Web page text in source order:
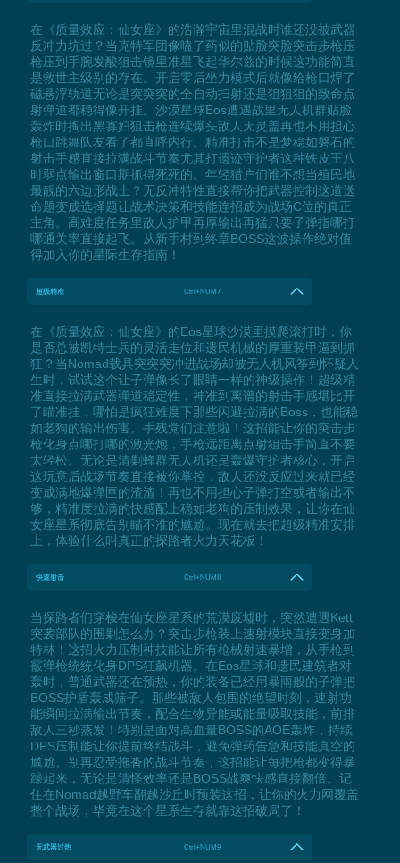
在《质量效应：仙女座》的浩瀚宇宙里混战时谁还没被武器
反冲力坑过？当克特军团像嗑了药似的贴脸突脸突击步枪压
枪压到手腕发酸狙击镜里准星飞起华尔兹的时候这功能简直
是救世主级别的存在。开启零后坐力模式后就像给枪口焊了
磁悬浮轨道无论是突突突的全自动扫射还是狙狙狙的致命点
射弹道都稳得像开挂。沙漠星球Eos遭遇战里无人机群贴脸
轰炸时掏出黑寡妇狙击枪连续爆头敌人天灵盖再也不用担心
枪口跳舞队友看了都直呼内行。精准打击不是梦稳如磐石的
射击手感直接拉满战斗节奏尤其打遗迹守护者这种铁皮王八
时弱点输出窗口期抓得死死的。年轻猎户们谁不想当殖民地
最靓的六边形战士？无反冲特性直接帮你把武器控制这道送
命题变成选择题让战术决策和技能连招成为战场C位的真正
主角。高难度任务里敌人护甲再厚输出再猛只要子弹指哪打
哪通关率直接起飞。从新手村到终章BOSS这波操作绝对值
得加入你的星际生存指南！
超级精准 Ctrl+NUM7
在《质量效应：仙女座》的Eos星球沙漠里摸爬滚打时，你
是否总被凯特士兵的灵活走位和遗民机械的厚重装甲逼到抓
狂？当Nomad载具突突突冲进战场却被无人机风筝到怀疑人
生时，试试这个让子弹像长了眼睛一样的神级操作！超级精
准直接拉满武器弹道稳定性，神准到离谱的射击手感堪比开
了瞄准挂，哪怕是疯狂难度下那些闪避拉满的Boss，也能稳
如老狗的输出伤害。手残党们注意啦！这招能让你的突击步
枪化身点哪打哪的激光炮，手枪远距离点射狙击手简直不要
太轻松。无论是清剿蜂群无人机还是轰爆守护者核心，开启
这玩意后战场节奏直接被你掌控，敌人还没反应过来就已经
变成满地爆弹匣的渣渣！再也不用担心子弹打空或者输出不
够，精准度拉满的快感配上稳如老狗的压制效果，让你在仙
女座星系彻底告别瞄不准的尴尬。现在就去把超级精准安排
上，体验什么叫真正的探路者火力天花板！
快速射击 Ctrl+NUM8
当探路者们穿梭在仙女座星系的荒漠废墟时，突然遭遇Kett
突袭部队的围剿怎么办？突击步枪装上速射模块直接变身加
特林！这招火力压制神技能让所有枪械射速暴增，从手枪到
霰弹枪统统化身DPS狂飙机器。在Eos星球和遗民建筑者对
轰时，普通武器还在预热，你的装备已经用暴雨般的子弹把
BOSS护盾轰成筛子。那些被敌人包围的绝望时刻，速射功
能瞬间拉满输出节奏，配合生物异能或能量吸取技能，前排
敌人三秒蒸发！特别是面对高血量BOSS的AOE轰炸，持续
DPS压制能让你提前终结战斗，避免弹药告急和技能真空的
尴尬。别再忍受拖沓的战斗节奏，这招能让每把枪都变得暴
躁起来，无论是清怪效率还是BOSS战爽快感直接翻倍。记
住在Nomad越野车翻越沙丘时预装这招，让你的火力网覆盖
整个战场，毕竟在这个星系生存就靠这招破局了！
无武器过热 Ctrl+NUM9